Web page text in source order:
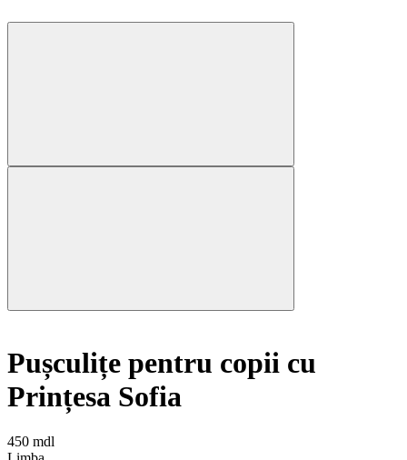
Pușculițe pentru copii cu
Prințesa Sofia
450 mdl